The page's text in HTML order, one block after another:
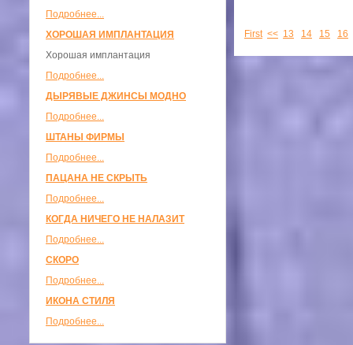
Подробнее...
ХОРОШАЯ ИМПЛАНТАЦИЯ
Хорошая имплантация
Подробнее...
ДЫРЯВЫЕ ДЖИНСЫ МОДНО
Подробнее...
ШТАНЫ ФИРМЫ
Подробнее...
ПАЦАНА НЕ СКРЫТЬ
Подробнее...
КОГДА НИЧЕГО НЕ НАЛАЗИТ
Подробнее...
СКОРО
Подробнее...
ИКОНА СТИЛЯ
Подробнее...
First << 13 14 15 16